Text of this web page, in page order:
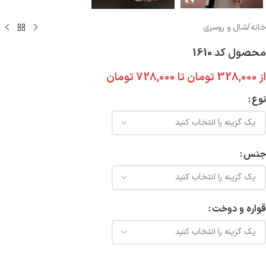
خانه/شال و روسری
محصول کد 1610
از 328,000 تومان تا 728,000تومان
نوع
جنس
قواره و دوخت